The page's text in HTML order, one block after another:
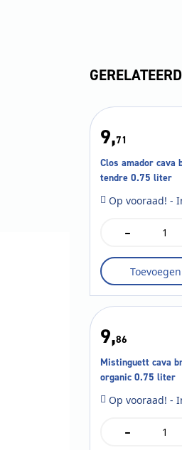
9,71
Clos amador cava
tendre 0.75 liter
Op vooraad! -
-
Clos
cava
rose
tendre
aantal
Toevoegen
9,86
Mistinguett cava
organic 0.75 liter
Op vooraad! -
-
Mistinguett